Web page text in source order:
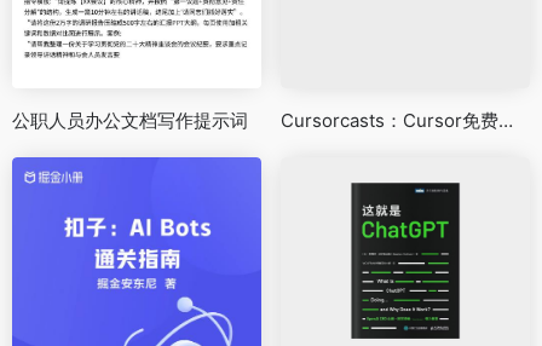
公职人员办公文档写作提示词 Cursorcasts：Cursor免费视频教程